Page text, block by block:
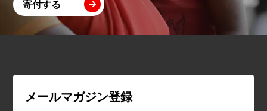
寄付する
メールマガジン登録